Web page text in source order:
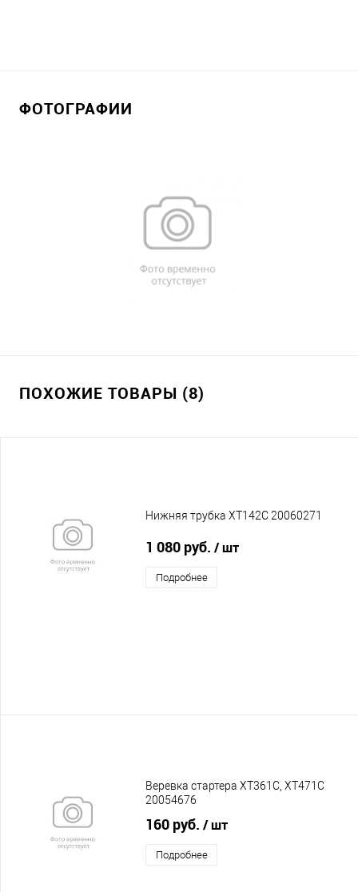
ФОТОГРАФИИ
ПОХОЖИЕ ТОВАРЫ (8)
Нижняя трубка XT142C 20060271
1 080 руб. / шт
Подробнее
Веревка стартера XT361C, XT471C
20054676
160 руб. / шт
Подробнее